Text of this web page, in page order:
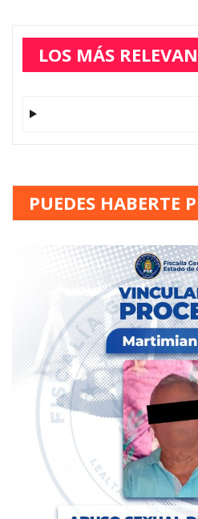
LOS MÁS
PUEDES HABERTE